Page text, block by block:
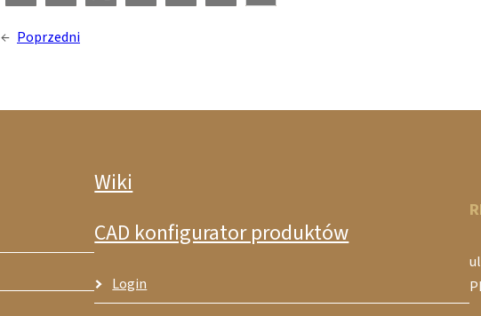
← Poprzedni
Wiki
CAD konfigurator produktów
Login